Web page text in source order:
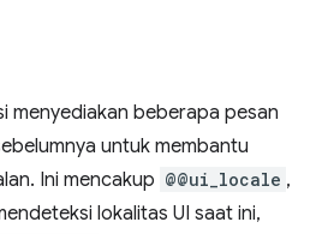
menyediakan beberapa pesan
untuk membantu
Ini mencakup @@ui_locale ,
lokalitas UI saat ini,